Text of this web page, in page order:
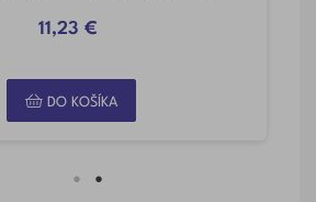
11,23 €
DO KOŠÍKA